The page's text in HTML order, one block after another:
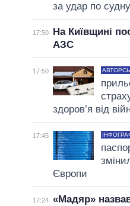
за удар по
17:50
На Київщині
АЗС
17:50
здоров’я від
17:45
Європи
17:24 «Мадяр»